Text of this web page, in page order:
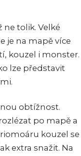
ne tolik. Velké
je na mapě více
kouzel i monster.
lze představit
obtížnost.
po mapě a
kouzel se
extra snažit. Na